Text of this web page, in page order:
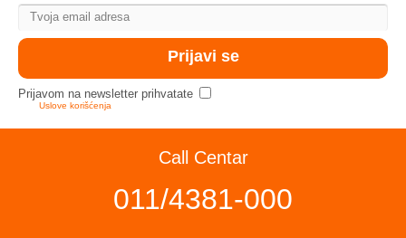
Prijavom na newsletter prihvatate
Uslove korišćenja
Call Centar
011/4381-000